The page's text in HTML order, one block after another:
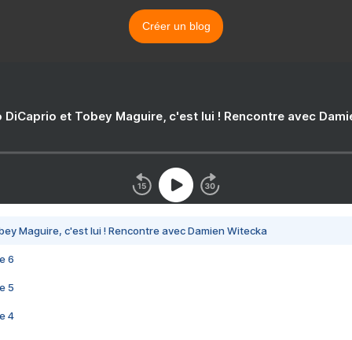
Créer un blog
DiCaprio et Tobey Maguire, c'est lui ! Rencontre avec
Maguire, c'est lui ! Rencontre avec Damien Witecka
6
5
4